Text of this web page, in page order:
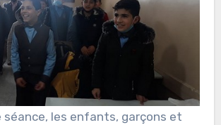
séance, les enfants, garçons et